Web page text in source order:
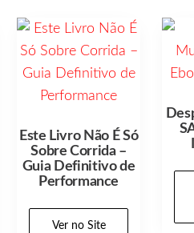
Este Livro Não É Só
Sobre Corrida –
Guia Definitivo de
Performance
Ver no Site